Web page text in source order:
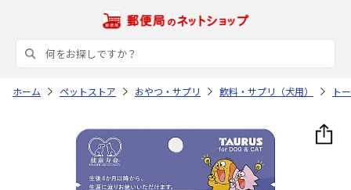
ホーム ペットストア おやつ・サプリ 飲料・サプリ（犬用） ト